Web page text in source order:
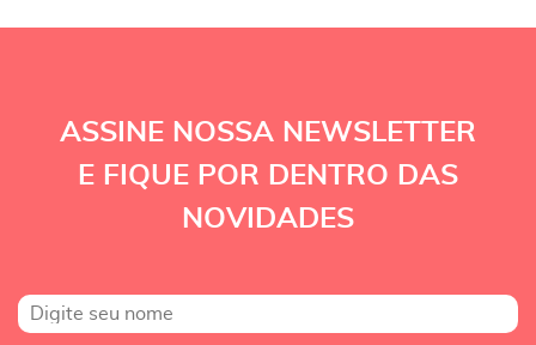
ASSINE NOSSA NEWSLETTER
E FIQUE POR DENTRO DAS
NOVIDADES